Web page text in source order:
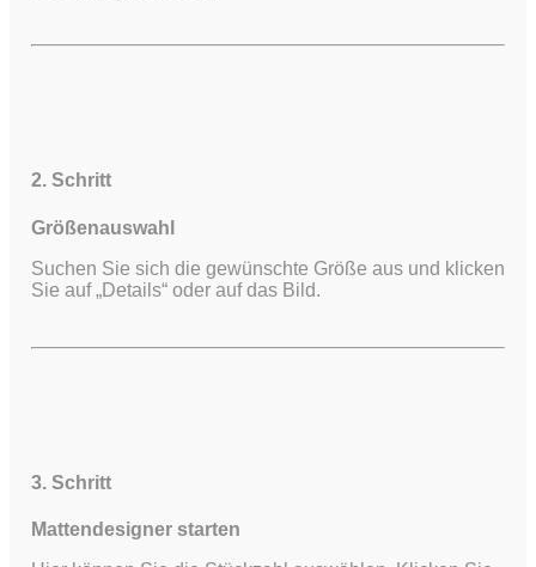
2. Schritt
Größenauswahl
Suchen Sie sich die gewünschte Größe aus und klicken
Sie auf „Details“ oder auf das Bild.
3. Schritt
Mattendesigner starten